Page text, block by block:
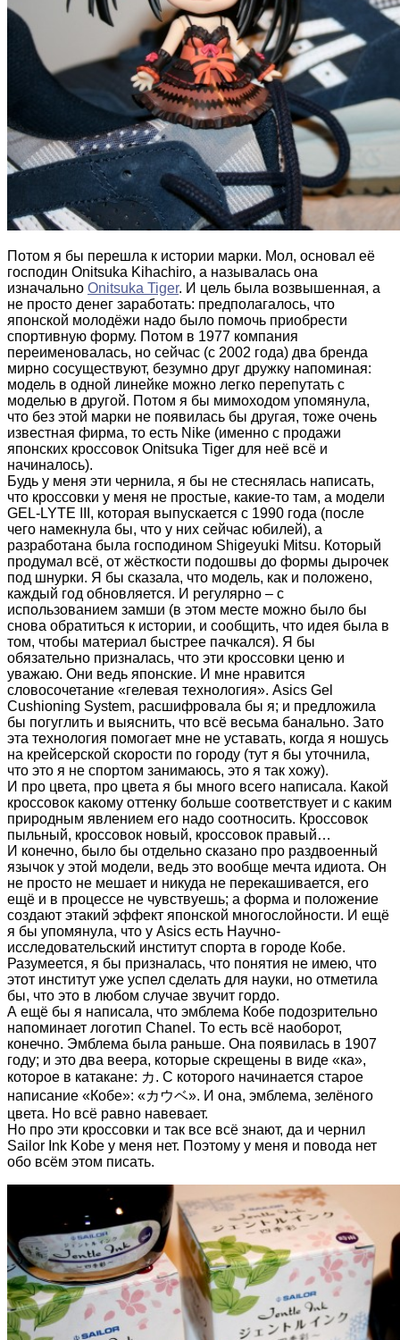
Потом я бы перешла к истории марки. Мол, основал её
господин Onitsuka Kihachiro, а называлась она
изначально Onitsuka Tiger. И цель была возвышенная, а
не просто денег заработать: предполагалось, что
японской молодёжи надо было помочь приобрести
спортивную форму. Потом в 1977 компания
переименовалась, но сейчас (с 2002 года) два бренда
мирно сосуществуют, безумно друг дружку напоминая:
модель в одной линейке можно легко перепутать с
моделью в другой. Потом я бы мимоходом упомянула,
что без этой марки не появилась бы другая, тоже очень
известная фирма, то есть Nike (именно с продажи
японских кроссовок Onitsuka Tiger для неё всё и
начиналось).
Будь у меня эти чернила, я бы не стеснялась написать,
что кроссовки у меня не простые, какие-то там, а модели
GEL-LYTE III, которая выпускается с 1990 года (после
чего намекнула бы, что у них сейчас юбилей), а
разработана была господином Shigeyuki Mitsu. Который
продумал всё, от жёсткости подошвы до формы дырочек
под шнурки. Я бы сказала, что модель, как и положено,
каждый год обновляется. И регулярно – с
использованием замши (в этом месте можно было бы
снова обратиться к истории, и сообщить, что идея была в
том, чтобы материал быстрее пачкался). Я бы
обязательно призналась, что эти кроссовки ценю и
уважаю. Они ведь японские. И мне нравится
словосочетание «гелевая технология». Asics Gel
Cushioning System, расшифровала бы я; и предложила
бы погуглить и выяснить, что всё весьма банально. Зато
эта технология помогает мне не уставать, когда я ношусь
на крейсерской скорости по городу (тут я бы уточнила,
что это я не спортом занимаюсь, это я так хожу).
И про цвета, про цвета я бы много всего написала. Какой
кроссовок какому оттенку больше соответствует и с каким
природным явлением его надо соотносить. Кроссовок
пыльный, кроссовок новый, кроссовок правый…
И конечно, было бы отдельно сказано про раздвоенный
язычок у этой модели, ведь это вообще мечта идиота. Он
не просто не мешает и никуда не перекашивается, его
ещё и в процессе не чувствуешь; а форма и положение
создают этакий эффект японской многослойности. И ещё
я бы упомянула, что у Asics есть Научно-
исследовательский институт спорта в городе Кобе.
Разумеется, я бы призналась, что понятия не имею, что
этот институт уже успел сделать для науки, но отметила
бы, что это в любом случае звучит гордо.
А ещё бы я написала, что эмблема Кобе подозрительно
напоминает логотип Chanel. То есть всё наоборот,
конечно. Эмблема была раньше. Она появилась в 1907
году; и это два веера, которые скрещены в виде «ка»,
которое в катакане: カ. С которого начинается старое
написание «Кобе»: «カウベ». И она, эмблема, зелёного
цвета. Но всё равно навевает.
Но про эти кроссовки и так все всё знают, да и чернил
Sailor Ink Kobe у меня нет. Поэтому у меня и повода нет
обо всём этом писать.